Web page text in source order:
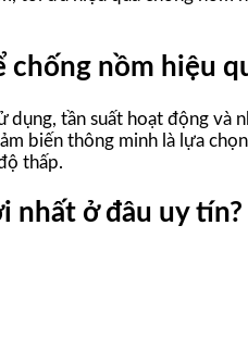
chống nồm hiệu
tần suất hoạt động và
biến thông minh là lựa
thấp.
nhất ở đâu uy tín?